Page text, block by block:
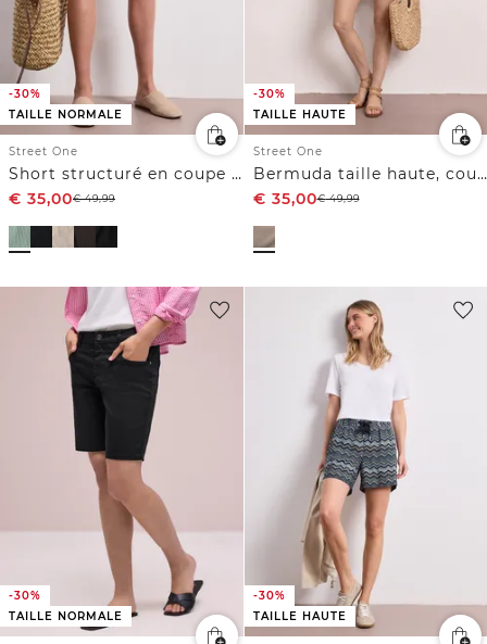
-30%
TAILLE NORMALE
Street One
Short structuré en coupe loose
€ 35,00€49,99
-30%
TAILLE HAUTE
Street One
Bermuda taille haute, coupe décontractée
€ 35,00€49,99
-30%
TAILLE NORMALE
-30%
TAILLE HAUTE